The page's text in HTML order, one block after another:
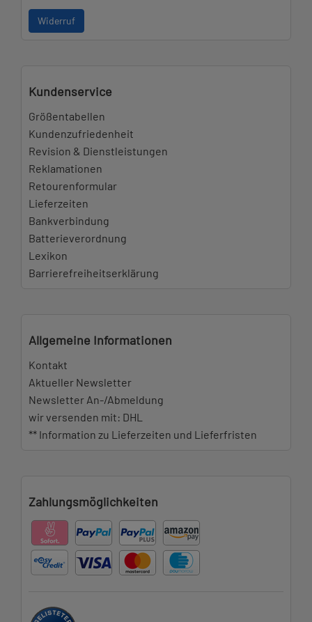
Widerruf
Kundenservice
Größentabellen
Kundenzufriedenheit
Revision & Dienstleistungen
Reklamationen
Retourenformular
Lieferzeiten
Bankverbindung
Batterieverordnung
Lexikon
Barrierefreiheitserklärung
Allgemeine Informationen
Kontakt
Aktueller Newsletter
Newsletter An-/Abmeldung
wir versenden mit: DHL
** Information zu Lieferzeiten und Lieferfristen
Zahlungsmöglichkeiten